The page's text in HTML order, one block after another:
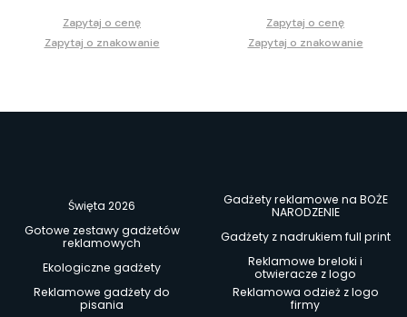
Zapytaj o cenę
Zapytaj o znakowanie
Zapytaj o cenę
Zapytaj o znakowanie
Święta 2026
Gadżety reklamowe na BOŻE
NARODZENIE
Gotowe zestawy gadżetów
reklamowych
Gadżety z nadrukiem full print
Ekologiczne gadżety
Reklamowe breloki i
otwieracze z logo
Reklamowe gadżety do
pisania
Reklamowa odzież z logo
firmy